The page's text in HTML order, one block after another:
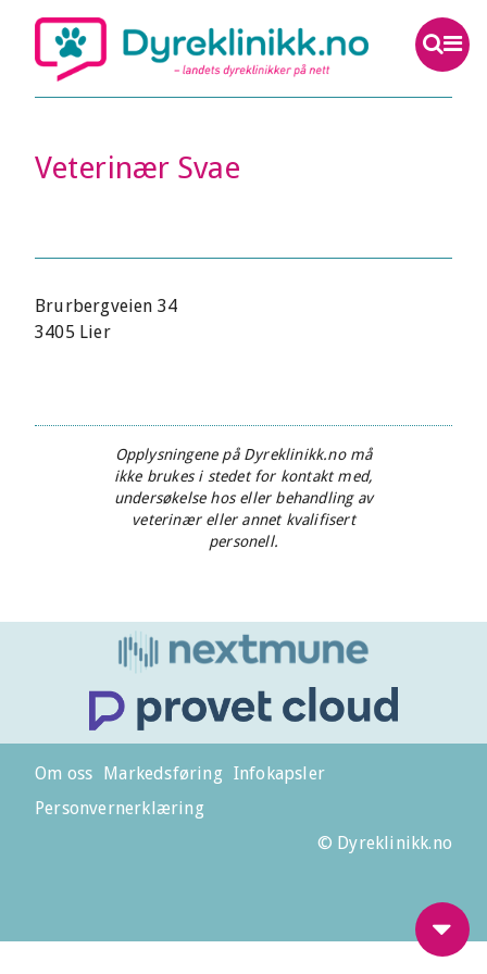
Veterinær Svae
Brurbergveien 34
3405 Lier
Opplysningene på Dyreklinikk.no må
ikke brukes i stedet for kontakt med,
undersøkelse hos eller behandling av
veterinær eller annet kvalifisert
personell.
Om oss Markedsføring Infokapsler
Personvernerklæring
© Dyreklinikk.no